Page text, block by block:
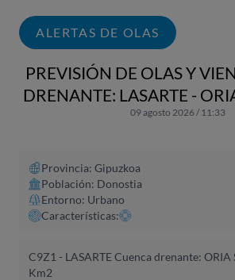
ALERTAS DE OLAS
PREVISIÓN DE OLAS Y
DRENANTE: LASARTE -
09 agosto 2026 / 11:33
Provincia: Gipuzkoa
Población: Donostia
Entorno: Urbano
Características:
C9Z1 - LASARTE Cuenca drenante:
Km2